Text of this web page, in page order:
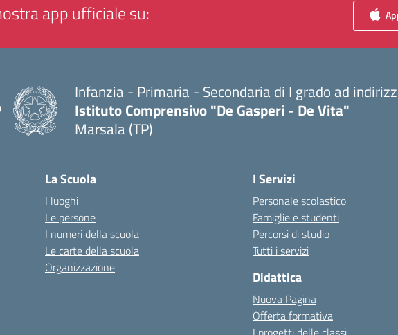
app ufficiale su:
Infanzia - Primaria - Secondaria di I grado ad
Istituto Comprensivo "De Gasperi - De Vita"
Marsala (TP)
La Scuola
I luoghi
Le persone
I numeri della scuola
Le carte della scuola
Organizzazione
I Servizi
Personale scolastico
Famiglie e studenti
Percorsi di studio
Tutti i servizi
Didattica
Nuova Pagina
Offerta formativa